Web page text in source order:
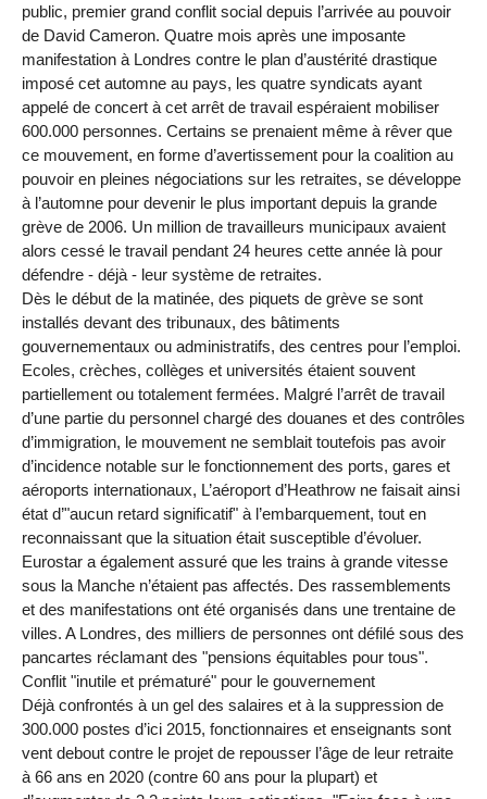
public, premier grand conflit social depuis l’arrivée au pouvoir
de David Cameron. Quatre mois après une imposante
manifestation à Londres contre le plan d’austérité drastique
imposé cet automne au pays, les quatre syndicats ayant
appelé de concert à cet arrêt de travail espéraient mobiliser
600.000 personnes. Certains se prenaient même à rêver que
ce mouvement, en forme d’avertissement pour la coalition au
pouvoir en pleines négociations sur les retraites, se développe
à l’automne pour devenir le plus important depuis la grande
grève de 2006. Un million de travailleurs municipaux avaient
alors cessé le travail pendant 24 heures cette année là pour
défendre - déjà - leur système de retraites.
Dès le début de la matinée, des piquets de grève se sont
installés devant des tribunaux, des bâtiments
gouvernementaux ou administratifs, des centres pour l’emploi.
Ecoles, crèches, collèges et universités étaient souvent
partiellement ou totalement fermées. Malgré l’arrêt de travail
d’une partie du personnel chargé des douanes et des contrôles
d’immigration, le mouvement ne semblait toutefois pas avoir
d’incidence notable sur le fonctionnement des ports, gares et
aéroports internationaux, L’aéroport d’Heathrow ne faisait ainsi
état d’"aucun retard significatif" à l’embarquement, tout en
reconnaissant que la situation était susceptible d’évoluer.
Eurostar a également assuré que les trains à grande vitesse
sous la Manche n’étaient pas affectés. Des rassemblements
et des manifestations ont été organisés dans une trentaine de
villes. A Londres, des milliers de personnes ont défilé sous des
pancartes réclamant des "pensions équitables pour tous".
Conflit "inutile et prématuré" pour le gouvernement
Déjà confrontés à un gel des salaires et à la suppression de
300.000 postes d’ici 2015, fonctionnaires et enseignants sont
vent debout contre le projet de repousser l’âge de leur retraite
à 66 ans en 2020 (contre 60 ans pour la plupart) et